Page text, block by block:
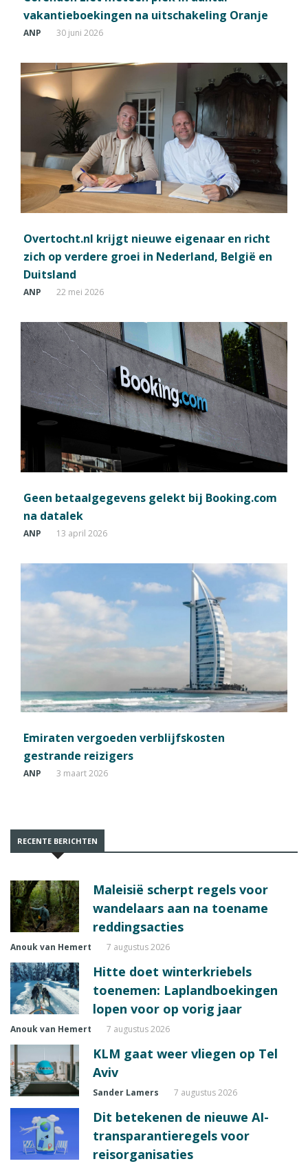
vakantieboekingen na uitschakeling Oranje
ANP 30 juni 2026
Overtocht.nl krijgt nieuwe eigenaar en richt
zich op verdere groei in Nederland, België en
Duitsland
ANP 22 mei 2026
Geen betaalgegevens gelekt bij Booking.com
na datalek
ANP 13 april 2026
Emiraten vergoeden verblijfskosten
gestrande reizigers
ANP 3 maart 2026
RECENTE BERICHTEN
Maleisië scherpt regels voor
wandelaars aan na toename
reddingsacties
Anouk van Hemert 7 augustus 2026
Hitte doet winterkriebels
toenemen: Laplandboekingen
lopen voor op vorig jaar
Anouk van Hemert 7 augustus 2026
KLM gaat weer vliegen op Tel
Aviv
Sander Lamers 7 augustus 2026
Dit betekenen de nieuwe AI-
transparantieregels voor
reisorganisaties